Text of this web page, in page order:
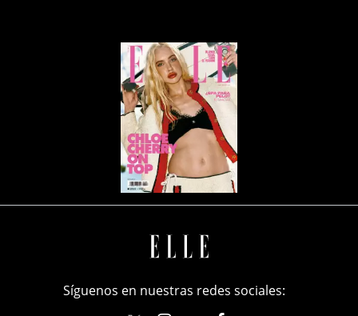
Síguenos en nuestras redes sociales: